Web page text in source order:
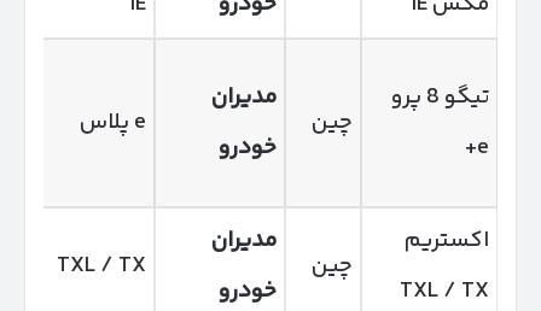
تیگو 8 پرو
e+
چین
مدیران
خودرو
e پلاس
اکستریم
TXL / TX
چین
مدیران
خودرو
TXL / TX